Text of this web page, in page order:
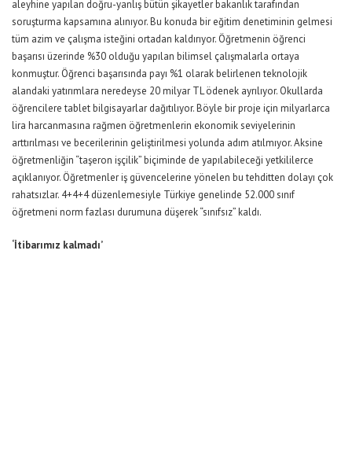
aleyhine yapılan doğru-yanlış bütün şikayetler bakanlık tarafından
soruşturma kapsamına alınıyor. Bu konuda bir eğitim denetiminin gelmesi
tüm azim ve çalışma isteğini ortadan kaldırıyor. Öğretmenin öğrenci
başarısı üzerinde %30 olduğu yapılan bilimsel çalışmalarla ortaya
konmuştur. Öğrenci başarısında payı %1 olarak belirlenen teknolojik
alandaki yatırımlara neredeyse 20 milyar TL ödenek ayrılıyor. Okullarda
öğrencilere tablet bilgisayarlar dağıtılıyor. Böyle bir proje için milyarlarca
lira harcanmasına rağmen öğretmenlerin ekonomik seviyelerinin
arttırılması ve becerilerinin geliştirilmesi yolunda adım atılmıyor. Aksine
öğretmenliğin “taşeron işçilik” biçiminde de yapılabileceği yetkililerce
açıklanıyor. Öğretmenler iş güvencelerine yönelen bu tehditten dolayı çok
rahatsızlar. 4+4+4 düzenlemesiyle Türkiye genelinde 52.000 sınıf
öğretmeni norm fazlası durumuna düşerek “sınıfsız” kaldı.
‘İtibarımız kalmadı’